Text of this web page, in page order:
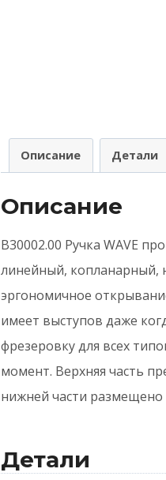
Описание Детали
Описание
B30002.00 Ручка WAVE
линейный, копланарный,
эргономичное
имеет выступов даже
фрезеровку для всех
момент. Верхняя часть
нижней части размещено
Детали